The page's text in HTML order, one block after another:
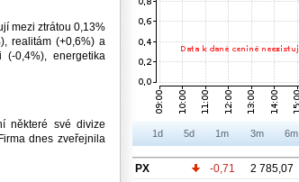
mezi ztrátou 0,13%
realitám (+0,6%) a
(-0,4%), energetika
některé své divize
dnes zveřejnila
1d 5d 1m 3m 6m
PX -0,71 2 785,07